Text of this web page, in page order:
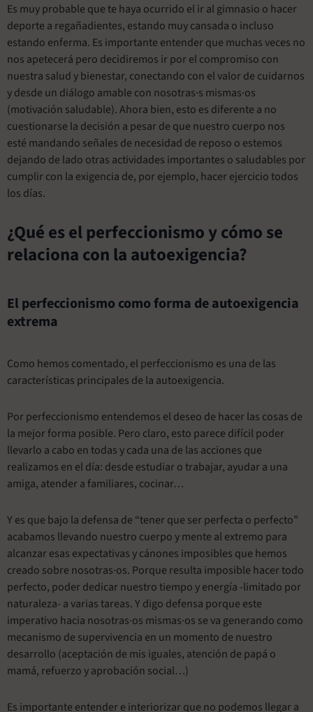
Es muy probable que te haya ocurrido el ir al gimnasio o hacer
deporte a regañadientes, estando muy cansada o incluso
estando enferma. Es importante entender que muchas veces no
nos apetecerá pero decidiremos ir por el compromiso con
nuestra salud y bienestar, conectando con el valor de cuidarnos
y desde un diálogo amable con nosotras·s mismas·os
(motivación saludable). Ahora bien, esto es diferente a no
cuestionarse la decisión a pesar de que nuestro cuerpo nos
esté mandando señales de necesidad de reposo o estemos
dejando de lado otras actividades importantes o saludables por
cumplir con la exigencia de, por ejemplo, hacer ejercicio todos
los días.
¿Qué es el perfeccionismo y cómo se
relaciona con la autoexigencia?
El perfeccionismo como forma de autoexigencia
extrema
Como hemos comentado, el perfeccionismo es una de las
características principales de la autoexigencia.
Por perfeccionismo entendemos el deseo de hacer las cosas de
la mejor forma posible. Pero claro, esto parece difícil poder
llevarlo a cabo en todas y cada una de las acciones que
realizamos en el día: desde estudiar o trabajar, ayudar a una
amiga, atender a familiares, cocinar…
Y es que bajo la defensa de “tener que ser perfecta o perfecto”
acabamos llevando nuestro cuerpo y mente al extremo para
alcanzar esas expectativas y cánones imposibles que hemos
creado sobre nosotras·os. Porque resulta imposible hacer todo
perfecto, poder dedicar nuestro tiempo y energía -limitado por
naturaleza- a varias tareas. Y digo defensa porque este
imperativo hacia nosotras·os mismas·os se va generando como
mecanismo de supervivencia en un momento de nuestro
desarrollo (aceptación de mis iguales, atención de papá o
mamá, refuerzo y aprobación social…)
Es importante entender e interiorizar que no podemos llegar a